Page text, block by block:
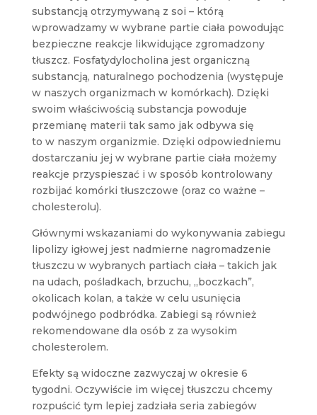
substancją otrzymywaną z soi – którą
wprowadzamy w wybrane partie ciała powodując
bezpieczne reakcje likwidujące zgromadzony
tłuszcz. Fosfatydylocholina jest organiczną
substancją, naturalnego pochodzenia (występuje
w naszych organizmach w komórkach). Dzięki
swoim właściwością substancja powoduje
przemianę materii tak samo jak odbywa się
to w naszym organizmie. Dzięki odpowiedniemu
dostarczaniu jej w wybrane partie ciała możemy
reakcje przyspieszać i w sposób kontrolowany
rozbijać komórki tłuszczowe (oraz co ważne –
cholesterolu).
Głównymi wskazaniami do wykonywania zabiegu
lipolizy igłowej jest nadmierne nagromadzenie
tłuszczu w wybranych partiach ciała – takich jak
na udach, pośladkach, brzuchu, „boczkach”,
okolicach kolan, a także w celu usunięcia
podwójnego podbródka. Zabiegi są również
rekomendowane dla osób z za wysokim
cholesterolem.
Efekty są widoczne zazwyczaj w okresie 6
tygodni. Oczywiście im więcej tłuszczu chcemy
rozpuścić tym lepiej zadziała seria zabiegów